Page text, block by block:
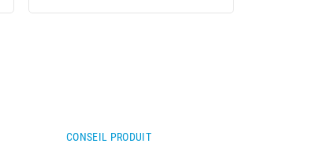
CONSEIL PRODUIT